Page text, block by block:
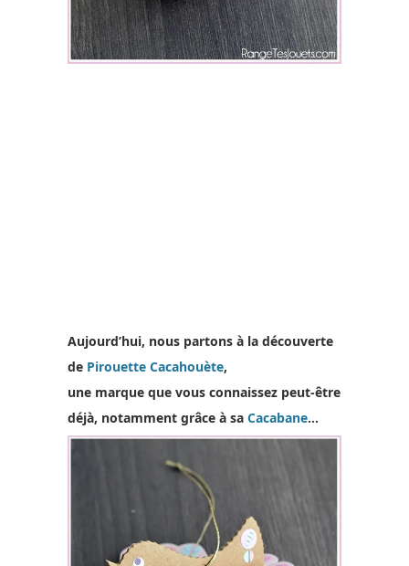
Aujourd’hui, nous partons à la découverte
de Pirouette Cacahouète,
une marque que vous connaissez peut-être
déjà, notamment grâce à sa Cacabane…